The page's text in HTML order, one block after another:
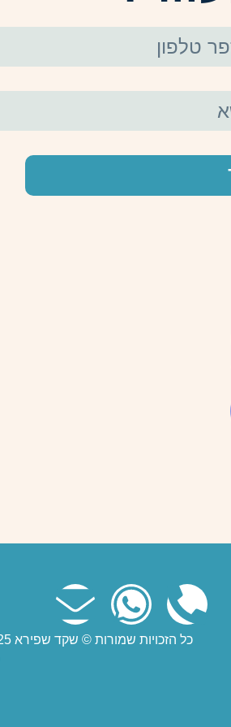
כל הזכויות שמורות © שקד שפירא 2025 | עיצוב: נעמה אוליאל סטודיו |